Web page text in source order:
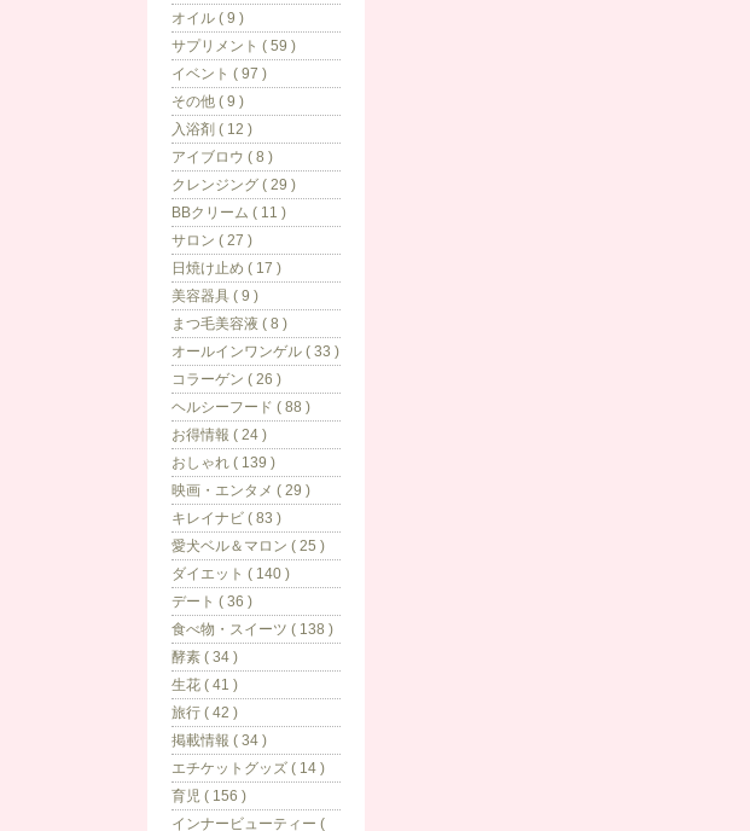
オイル ( 9 )
サプリメント ( 59 )
イベント ( 97 )
その他 ( 9 )
入浴剤 ( 12 )
アイブロウ ( 8 )
クレンジング ( 29 )
BBクリーム ( 11 )
サロン ( 27 )
日焼け止め ( 17 )
美容器具 ( 9 )
まつ毛美容液 ( 8 )
オールインワンゲル ( 33 )
コラーゲン ( 26 )
ヘルシーフード ( 88 )
お得情報 ( 24 )
おしゃれ ( 139 )
映画・エンタメ ( 29 )
キレイナビ ( 83 )
愛犬ベル＆マロン ( 25 )
ダイエット ( 140 )
デート ( 36 )
食べ物・スイーツ ( 138 )
酵素 ( 34 )
生花 ( 41 )
旅行 ( 42 )
掲載情報 ( 34 )
エチケットグッズ ( 14 )
育児 ( 156 )
インナービューティー (